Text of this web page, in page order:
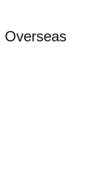
Overseas